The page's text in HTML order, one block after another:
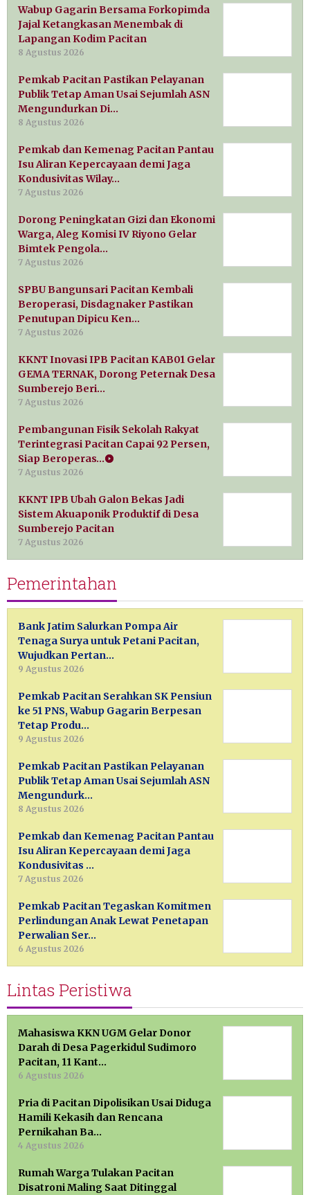
Wabup Gagarin Bersama Forkopimda
Jajal Ketangkasan Menembak di
Lapangan Kodim Pacitan
8 Agustus 2026
Pemkab Pacitan Pastikan Pelayanan
Publik Tetap Aman Usai Sejumlah ASN
Mengundurkan Di…
8 Agustus 2026
Pemkab dan Kemenag Pacitan Pantau
Isu Aliran Kepercayaan demi Jaga
Kondusivitas Wilay…
7 Agustus 2026
Dorong Peningkatan Gizi dan Ekonomi
Warga, Aleg Komisi IV Riyono Gelar
Bimtek Pengola…
7 Agustus 2026
SPBU Bangunsari Pacitan Kembali
Beroperasi, Disdagnaker Pastikan
Penutupan Dipicu Ken…
7 Agustus 2026
KKNT Inovasi IPB Pacitan KAB01 Gelar
GEMA TERNAK, Dorong Peternak Desa
Sumberejo Beri…
7 Agustus 2026
Pembangunan Fisik Sekolah Rakyat
Terintegrasi Pacitan Capai 92 Persen,
Siap Beroperas…
7 Agustus 2026
KKNT IPB Ubah Galon Bekas Jadi
Sistem Akuaponik Produktif di Desa
Sumberejo Pacitan
7 Agustus 2026
Pemerintahan
Bank Jatim Salurkan Pompa Air
Tenaga Surya untuk Petani Pacitan,
Wujudkan Pertan…
9 Agustus 2026
Pemkab Pacitan Serahkan SK Pensiun
ke 51 PNS, Wabup Gagarin Berpesan
Tetap Produ…
9 Agustus 2026
Pemkab Pacitan Pastikan Pelayanan
Publik Tetap Aman Usai Sejumlah ASN
Mengundurk…
8 Agustus 2026
Pemkab dan Kemenag Pacitan Pantau
Isu Aliran Kepercayaan demi Jaga
Kondusivitas …
7 Agustus 2026
Pemkab Pacitan Tegaskan Komitmen
Perlindungan Anak Lewat Penetapan
Perwalian Ser…
6 Agustus 2026
Lintas Peristiwa
Mahasiswa KKN UGM Gelar Donor
Darah di Desa Pagerkidul Sudimoro
Pacitan, 11 Kant…
6 Agustus 2026
Pria di Pacitan Dipolisikan Usai Diduga
Hamili Kekasih dan Rencana
Pernikahan Ba…
4 Agustus 2026
Rumah Warga Tulakan Pacitan
Disatroni Maling Saat Ditinggal